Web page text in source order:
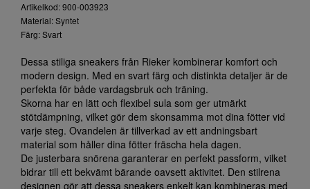
Artikelkod: 900-003923
Material: Syntet
Färg: Svart
Dessa stiliga sneakers från Rieker kombinerar komfort och
modern design. Med en svart färg och distinkta detaljer är de
perfekta för både vardagsbruk och träning.
Skorna har en lätt och flexibel sula som ger utmärkt
stötdämpning, vilket gör dem skonsamma mot dina fötter vid
varje steg. Ovandelen är tillverkad av ett andningsbart
material som håller dina fötter fräscha hela dagen.
De justerbara snörena garanterar en perfekt passform, vilket
bidrar till ett bekvämt bärande oavsett aktivitet. Den stilrena
designen gör att dessa sneakers enkelt kan kombineras med